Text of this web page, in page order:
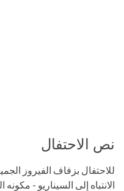
نص الاحتفال
للاحتفال بزفاف الفيروز
الانتباه إلى السيناريو -